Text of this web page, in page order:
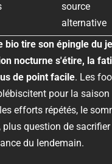
source
alternative
bio tire son épingle du
nocturne s'étire, la
de point facile. Les
pour la saison
efforts répétés, le
plus question de
du lendemain.